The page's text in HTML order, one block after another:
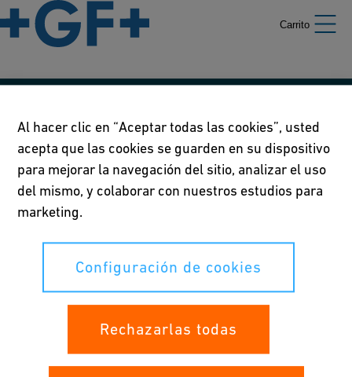
Carrito
Condiciones de uso
Declaración de privacidad
Configuración de cookies
Sus derechos
Al hacer clic en “Aceptar todas las cookies”, usted
acepta que las cookies se guarden en su dispositivo
para mejorar la navegación del sitio, analizar el uso
del mismo, y colaborar con nuestros estudios para
marketing.
Configuración de cookies
Rechazarlas todas